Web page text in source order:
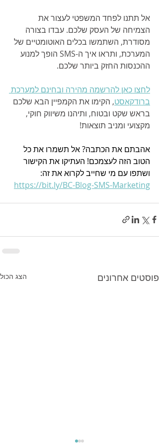
אל תתנו לפחד המשפטי לעצור את
הצמיחה של העסק שלכם. עבדו בצורה
מסודרת, השתמשו בכלים האוטומטיים של
המערכת, ותראו איך ה-SMS הופך למנוע
ההכנסות החזק ביותר שלכם.
לחצו כאן להרשמה מהירה ובחינם למערכת
ברודקאסט, הקימו את הקמפיין הבא שלכם
בראש שקט ובטוח, ותיהנו משיווק חוקי,
מקצועי ומניב תוצאות!
אהבתם את הכתבה? אל תשמרו את כל
הטוב הזה לעצמכם! העתיקו את הקישור
ושתפו עם מי שחייב לקרוא את זה:
https://bit.ly/BC-Blog-SMS-Marketing
פוסטים אחרונים הצג הכול